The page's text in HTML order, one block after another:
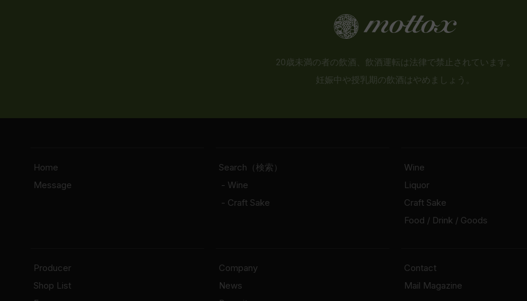
20歳未満の者の飲酒、飲酒運転は法律で禁止されています。
妊娠中や授乳期の飲酒はやめましょう。
Home
Message
Search（検索）
- Wine
- Craft Sake
Wine
Liquor
Craft Sake
Food / Drink / Goods
Producer
Shop List
Company
News
Contact
Mail Magazine